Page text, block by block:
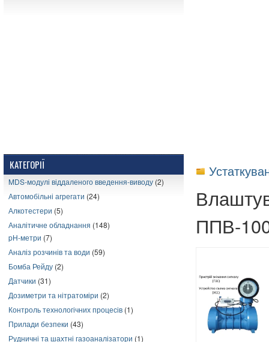
КАТЕГОРІЇ
MDS-модулі віддаленого введення-виводу (2)
Автомобільні агрегати (24)
Алкотестери (5)
Аналітичне обладнання (148)
pH-метри (7)
Аналіз розчинів та води (59)
Бомба Рейду (2)
Датчики (31)
Дозиметри та нітратоміри (2)
Контроль технологічних процесів (1)
Прилади безпеки (43)
Рудничні та шахтні газоаналізатори (1)
ППВ-